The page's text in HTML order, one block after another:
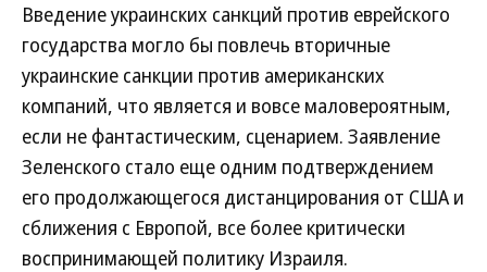
Введение украинских санкций против еврейского
государства могло бы повлечь вторичные
украинские санкции против американских
компаний, что является и вовсе маловероятным,
если не фантастическим, сценарием. Заявление
Зеленского стало еще одним подтверждением
его продолжающегося дистанцирования от США и
сближения с Европой, все более критически
воспринимающей политику Израиля.